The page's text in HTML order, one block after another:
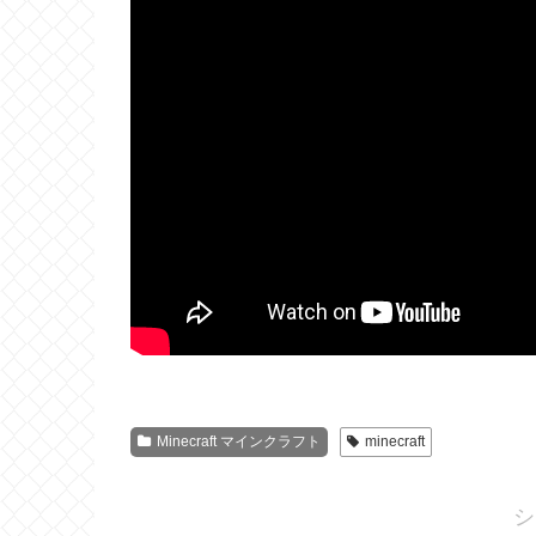
Minecraft マインクラフト minecraft